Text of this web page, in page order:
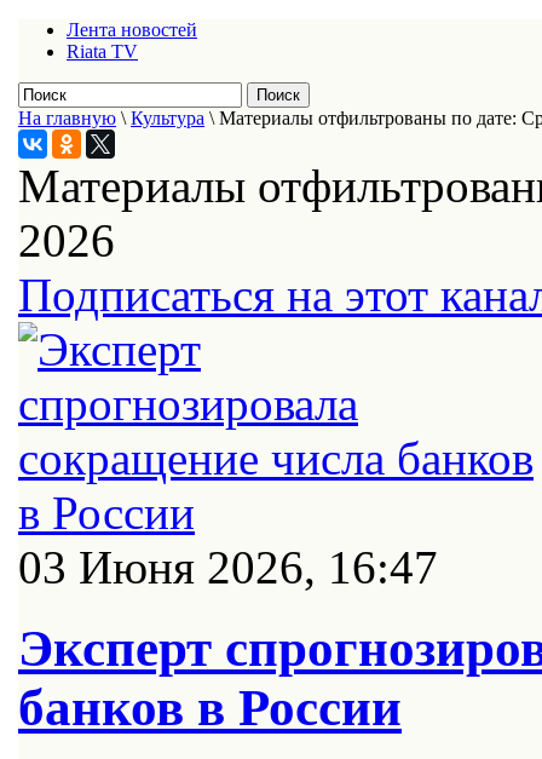
Лента новостей
Riata TV
На главную \ Культура \ Материалы отфильтрованы по дате:
Материалы
2026
Подписаться на этот
03 Июня 2026, 16:47
Эксперт
банков в России